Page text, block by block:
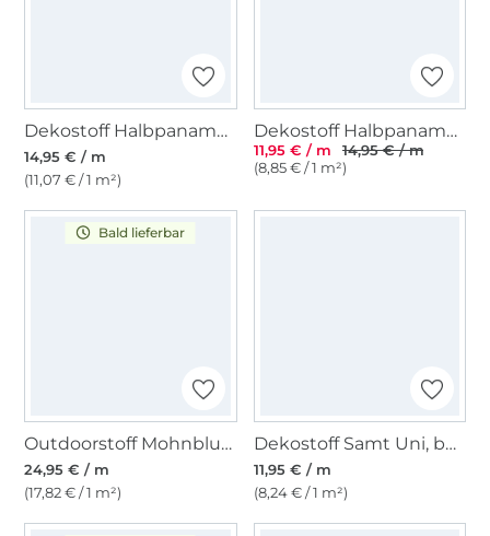
Dekostoff Halbpanama Weihnachtsbäume
14,95 € / m
(11,07 € / 1 m²)
Dekostoff Halbpanama Wichtelparty
11,95 € / m
14,95 € / m
(8,85 € / 1 m²)
Bald lieferbar
Outdoorstoff Mohnblumen, dunkelblau - rot
24,95 € / m
(17,82 € / 1 m²)
Dekostoff Samt Uni, beigegrau
11,95 € / m
(8,24 € / 1 m²)